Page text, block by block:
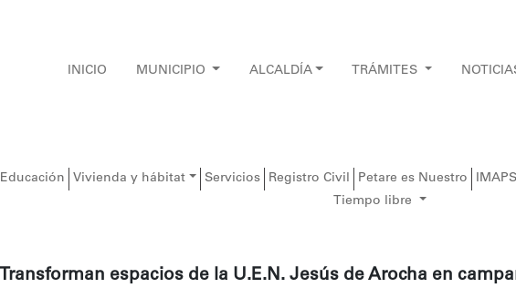
INICIO MUNICIPIO ALCALDÍA TRÁMITES
Educación Vivienda y hábitat Servicios Registro Civil Petare es Nuestro
Tiempo libre
Transforman espacios de la U.E.N. Jesús de Arocha en